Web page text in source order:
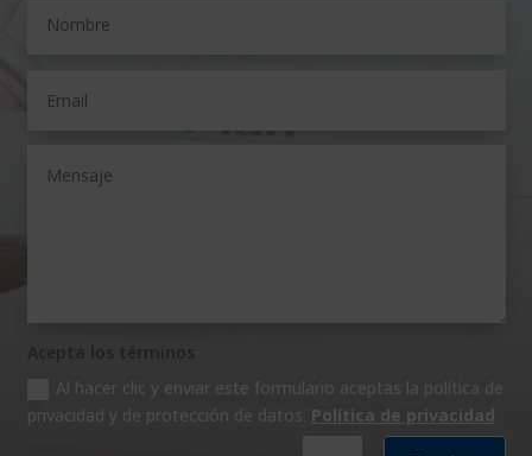
Al hacer clic y enviar este formulario aceptas la política de
privacidad y de protección de datos. Política de privacidad